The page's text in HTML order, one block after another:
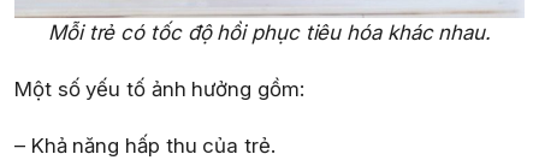
Mỗi trẻ có tốc độ hồi phục tiêu hóa khác nhau.
Một số yếu tố ảnh hưởng gồm:
– Khả năng hấp thu của trẻ.